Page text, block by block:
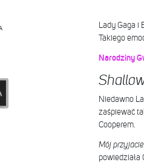
Lady Gaga i
Takiego
Narodziny
Niedawno
zaśpiewać
Cooperem.
Mój
powiedziała